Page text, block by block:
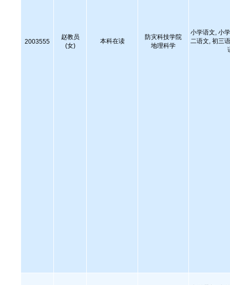
2003555
赵教员
(女)
本科在读
防灾科技学院
地理科学
小学语文, 小
二语文, 初三